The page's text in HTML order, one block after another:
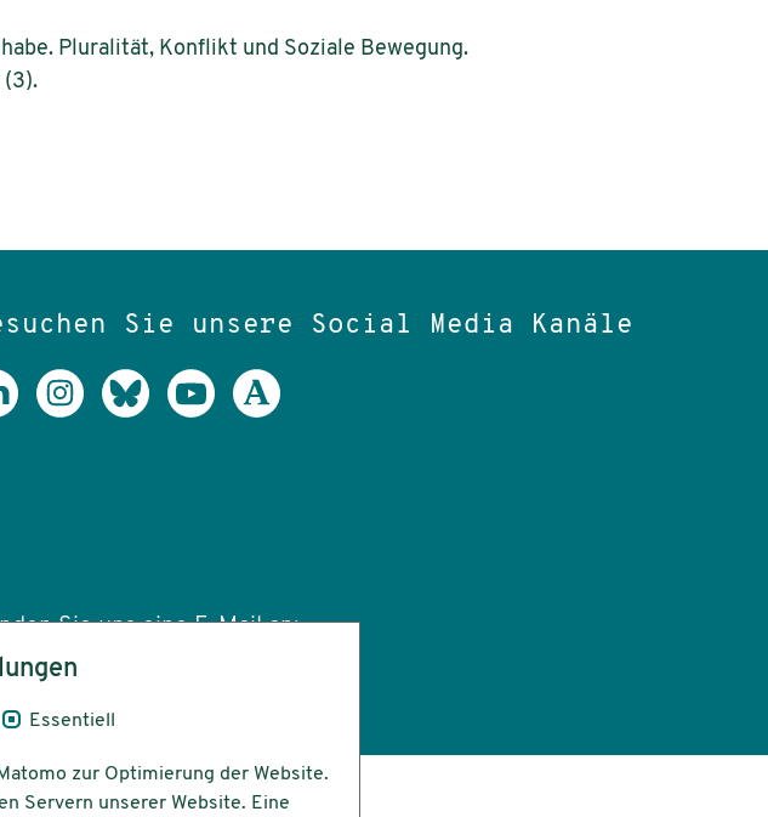
Pluralität, Konflikt und Soziale Bewegung.
(3).
Sie unsere Social Media Kanäle
Sie uns eine E-Mail an:
info(at)dezim-institut.de
Essentiell
zur Optimierung der Website.
Servern unserer Website. Eine